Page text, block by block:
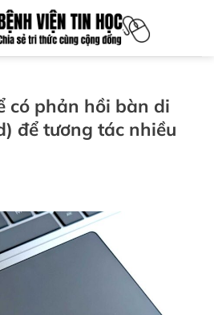
có phản hồi bàn di
để tương tác nhiều